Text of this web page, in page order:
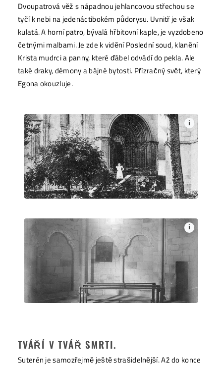
Dvoupatrová věž s nápadnou jehlancovou střechou se
tyčí k nebi na jedenáctibokém půdorysu. Uvnitř je však
kulatá. A horní patro, bývalá hřbitovní kaple, je vyzdobeno
četnými malbami. Je zde k vidění Poslední soud, klanění
Krista mudrci a panny, které ďábel odvádí do pekla. Ale
také draky, démony a bájné bytosti. Přízračný svět, který
Egona okouzluje.
i
i
TVÁŘÍ V TVÁŘ SMRTI.
Suterén je samozřejmě ještě strašidelnější. Až do konce